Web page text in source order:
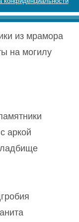
из мрамора
на могилу
аркой